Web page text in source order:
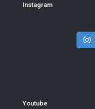
Instagram
Youtube